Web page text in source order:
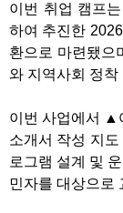
이번 취업 캠프
하여 추진한 2026
환으로 마련됐으
와 지역사회 정
이번 사업에서 ▲
소개서 작성 지
로그램 설계 및
민자를 대상으로